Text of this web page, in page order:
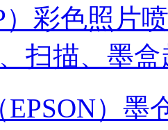
彩色照片
扫描、墨